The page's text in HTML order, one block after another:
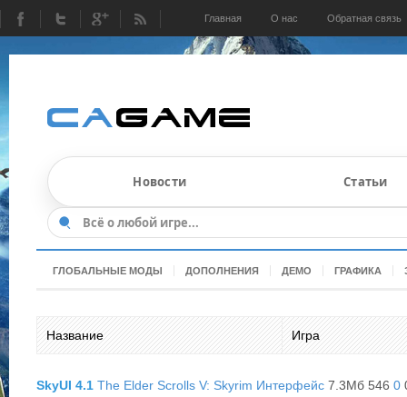
Новости Статьи
ГЛОБАЛЬНЫЕ МОДЫ ДОПОЛНЕНИЯ ДЕМО ГРАФИКА
Название Игра
SkyUI 4.1 The Elder Scrolls V: Skyrim Интерфейс 7.3Мб 546 0
Главная О нас Обратная связь